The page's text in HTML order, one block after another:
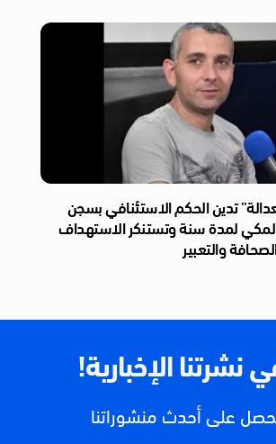
تدين الحكم الاستئنافي بسجن
لمدة سنة وتستنكر الاستهداف
والتعبير
الإخبارية!
على أحدث منشوراتنا